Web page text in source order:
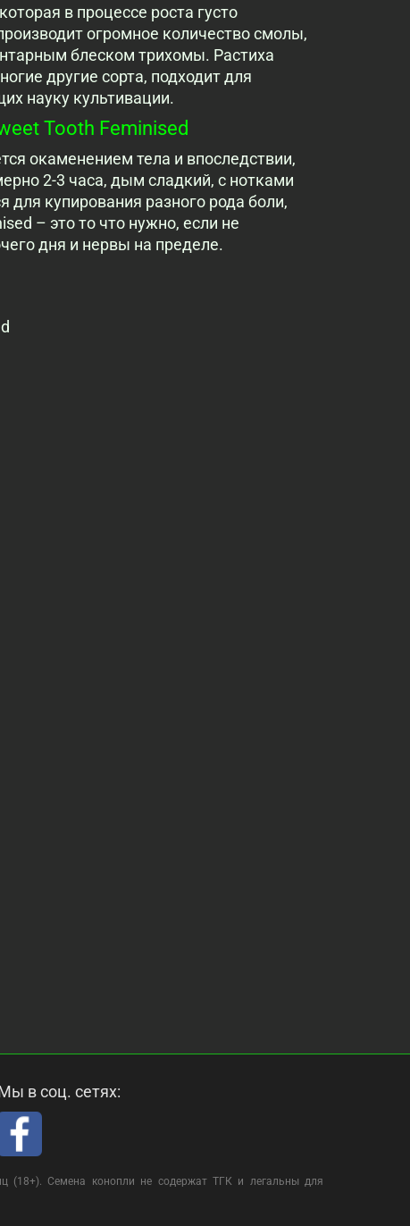
в процессе роста густо
огромное количество смолы,
блеском трихомы. Растиха
другие сорта, подходит для
науку культивации.
Tooth Feminised
окаменением тела и впоследствии,
2-3 часа, дым сладкий, с нотками
для купирования разного рода боли,
– это то что нужно, если не
дня и нервы на пределе.
в соц. сетях:
(18+). Семена конопли не содержат ТГК и легальны для